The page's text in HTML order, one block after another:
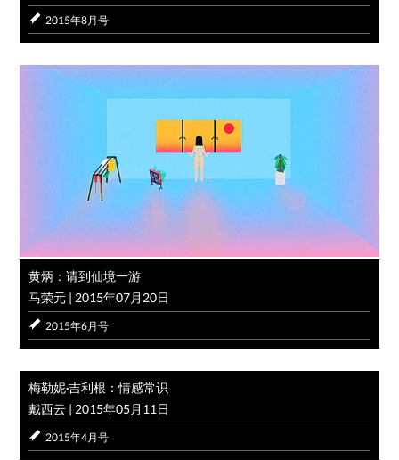
2015年8月号
黄炳：请到仙境一游
马荣元 | 2015年07月20日
2015年6月号
梅勒妮·吉利根：情感常识
戴西云 | 2015年05月11日
2015年4月号